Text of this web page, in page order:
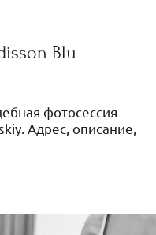
Blu
фотосессия
Адрес, описание,